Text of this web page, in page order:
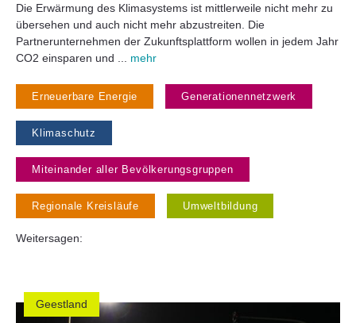
Die Erwärmung des Klimasystems ist mittlerweile nicht mehr zu
übersehen und auch nicht mehr abzustreiten. Die
Partnerunternehmen der Zukunftsplattform wollen in jedem Jahr
CO2 einsparen und ... mehr
Erneuerbare Energie Generationennetzwerk
Klimaschutz
Miteinander aller Bevölkerungsgruppen
Regionale Kreisläufe Umweltbildung
Weitersagen:
Geestland